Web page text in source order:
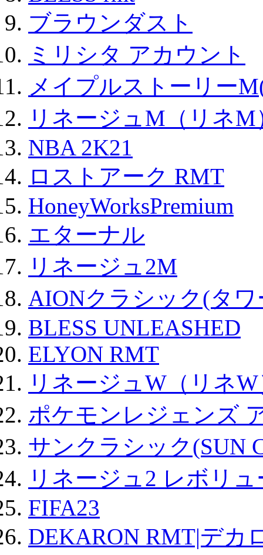
ブラウンダスト
ミリシタ アカウント
メイプルストーリー
リネージュM（リネM
NBA 2K21
ロストアーク RMT
HoneyWorksPremium
エターナル
リネージュ2M
AIONクラシック(タ
BLESS UNLEASHED
ELYON RMT
リネージュW（リネ
ポケモンレジェンズ
サンクラシック(SUN
リネージュ2 レボリ
FIFA23
DEKARON RMT|デカ